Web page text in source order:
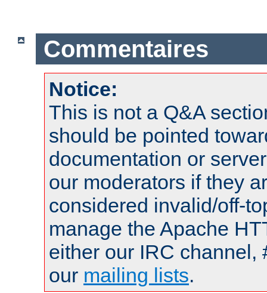
Commentaires
Notice:
This is not a Q&A
should be pointed
documentation or
our moderators if they
considered invalid/off-
manage the Apache
either our IRC channel,
our mailing lists.